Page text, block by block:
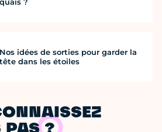
Nos idées de sorties pour garder la
tête dans les étoiles